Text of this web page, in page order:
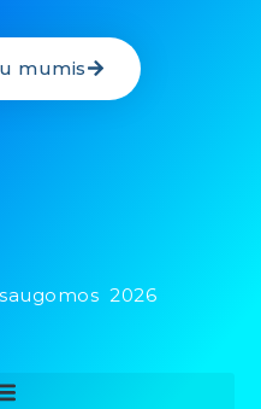
mumis
2026